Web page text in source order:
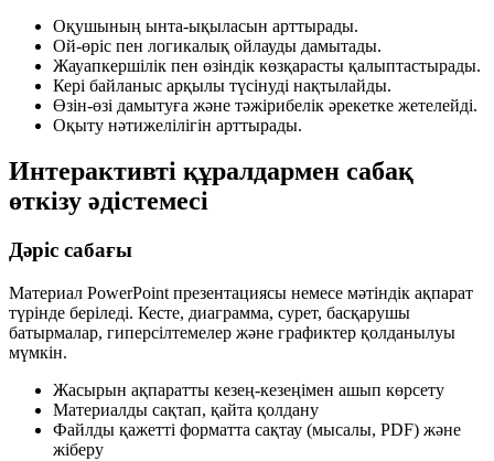
Оқушының ынта-ықыласын арттырады.
Ой-өріс пен логикалық ойлауды дамытады.
Жауапкершілік пен өзіндік көзқарасты қалыптастырады.
Кері байланыс арқылы түсінуді нақтылайды.
Өзін-өзі дамытуға және тәжірибелік әрекетке жетелейді.
Оқыту нәтижелілігін арттырады.
Интерактивті құралдармен сабақ
өткізу әдістемесі
Дәріс сабағы
Материал PowerPoint презентациясы немесе мәтіндік ақпарат
түрінде беріледі. Кесте, диаграмма, сурет, басқарушы
батырмалар, гиперсілтемелер және графиктер қолданылуы
мүмкін.
Жасырын ақпаратты кезең-кезеңімен ашып көрсету
Материалды сақтап, қайта қолдану
Файлды қажетті форматта сақтау (мысалы, PDF) және
жіберу